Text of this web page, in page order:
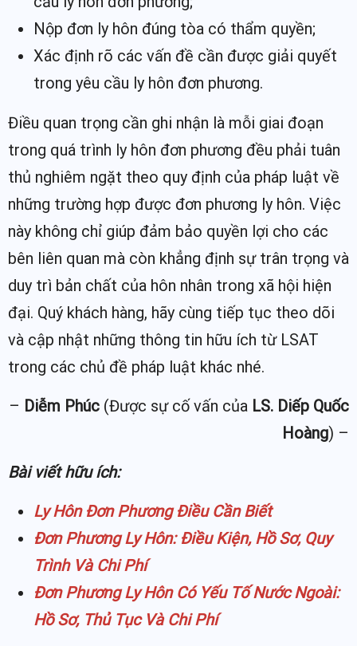
Nộp đơn ly hôn đúng tòa có thẩm quyền;
Xác định rõ các vấn đề cần được giải quyết
trong yêu cầu ly hôn đơn phương.
Điều quan trọng cần ghi nhận là mỗi giai đoạn
trong quá trình ly hôn đơn phương đều phải tuân
thủ nghiêm ngặt theo quy định của pháp luật về
những trường hợp được đơn phương ly hôn. Việc
này không chỉ giúp đảm bảo quyền lợi cho các
bên liên quan mà còn khẳng định sự trân trọng và
duy trì bản chất của hôn nhân trong xã hội hiện
đại. Quý khách hàng, hãy cùng tiếp tục theo dõi
và cập nhật những thông tin hữu ích từ LSAT
trong các chủ đề pháp luật khác nhé.
– Diễm Phúc (Được sự cố vấn của LS. Diếp Quốc
Hoàng) –
Bài viết hữu ích:
Ly Hôn Đơn Phương Điều Cần Biết
Đơn Phương Ly Hôn: Điều Kiện, Hồ Sơ, Quy
Trình Và Chi Phí
Đơn Phương Ly Hôn Có Yếu Tố Nước Ngoài:
Hồ Sơ, Thủ Tục Và Chi Phí